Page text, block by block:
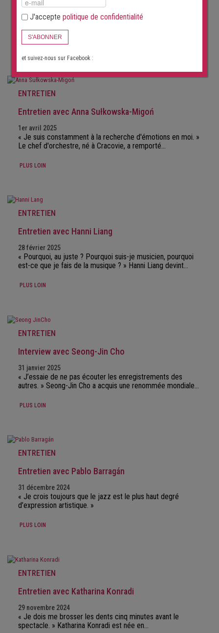
28 avril 2025
« Je privilégie le récital de chant. » Konstantin Krimmel,
PLUS LOIN
ENTRETIEN
Entretien avec Anna Sułkowska-Migoń
1er avril 2025
« Je suis constamment à la recherche d'émotions en moi. »
Le chef d'orchestre, né à Cracovie, a remporté…
PLUS LOIN
ENTRETIEN
Entretien avec Hanni Liang
28 février 2025
« Pourquoi, au juste ? Pourquoi suis-je musicien, pourquoi
est-ce que je fais de la musique ? » Hanni Liang devint…
PLUS LOIN
ENTRETIEN
Interview avec Seong-Jin Cho
31 janvier 2025
« J’essaie de ne pas écouter les enregistrements des
autres. » Seong-Jin Cho a acquis une renommée mondiale…
PLUS LOIN
ENTRETIEN
Entretien avec Pablo Barragán
31 décembre 2024
« Je crois toujours que le jazz est le plus haut degré
d’expression artistique. »
PLUS LOIN
ENTRETIEN
Entretien avec Katharina Konradi
29 novembre 2024
« Je dois me brosser les dents cinq minutes avant le
spectacle. » Katharina Konradi est née en…
J'accepte politique de confidentialité
S'ABONNER
et suivez-nous sur Facebook :